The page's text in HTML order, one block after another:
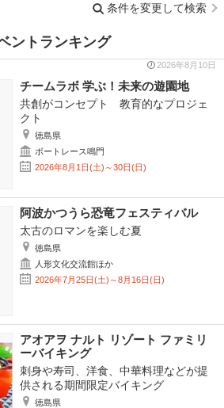
条件を変更して検索
ントランキング
2026年8月10日
チームラボ 学ぶ！未来の遊園地
共創がコンセプト 教育的なプロジェ
クト
徳島県
ボートレース鳴門
2026年8月1日(土)～30日(日)
阿波かつうら恐竜フェスティバル
太古のロマンを楽しむ夏
徳島県
人形文化交流館ほか
2026年7月25日(土)～8月16日(日)
アオアヲ ナルト リゾート ファミリ
ーバイキング
刺身や寿司、洋食、中華料理などが提
供される期間限定バイキング
徳島県